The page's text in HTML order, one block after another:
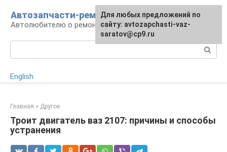
контенту
Автозапчасти-ремонт
Автолюбителю о ремонте машины
English
Главная » Другое
Троит двигатель ваз 2107: причины и способы
устранения
Для любых предложений по
сайту: avtozapchasti-vaz-
saratov@cp9.ru